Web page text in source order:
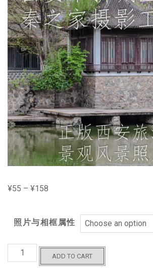
¥55 – ¥158
照片与相框属性
国
ADD TO CART